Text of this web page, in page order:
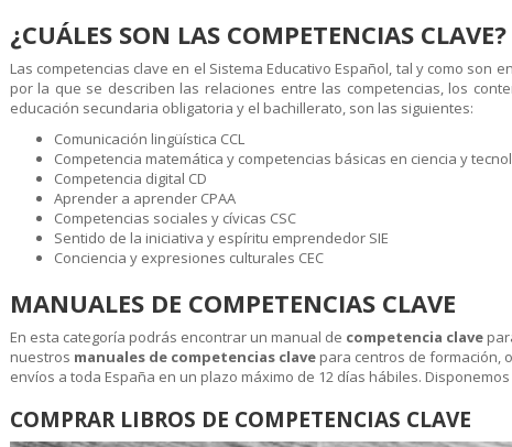
¿CUÁLES SON LAS COMPETENCIAS CLAVE?
Las competencias clave en el Sistema Educativo Español, tal y como son
por la que se describen las relaciones entre las competencias, los
educación secundaria obligatoria y el bachillerato, son las siguientes:
Comunicación lingüística CCL
Competencia matemática y competencias básicas en ciencia y
Competencia digital CD
Aprender a aprender CPAA
Competencias sociales y cívicas CSC
Sentido de la iniciativa y espíritu emprendedor SIE
Conciencia y expresiones culturales CEC
MANUALES DE COMPETENCIAS CLAVE
En esta categoría podrás encontrar un manual de competencia clave
nuestros manuales de competencias clavepara centros de formación,
envíos a toda España en un plazo máximo de 12 días hábiles.
COMPRAR LIBROS DE COMPETENCIAS CLAVE